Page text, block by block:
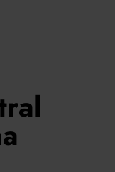
De Valencia